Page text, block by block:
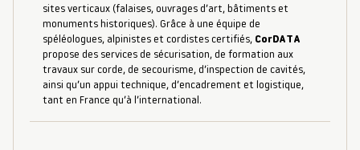
sites verticaux (falaises, ouvrages d’art, bâtiments et
monuments historiques). Grâce à une équipe de
spéléologues, alpinistes et cordistes certifiés, CorDATA
propose des services de sécurisation, de formation aux
travaux sur corde, de secourisme, d’inspection de cavités,
ainsi qu’un appui technique, d’encadrement et logistique,
tant en France qu’à l’international.